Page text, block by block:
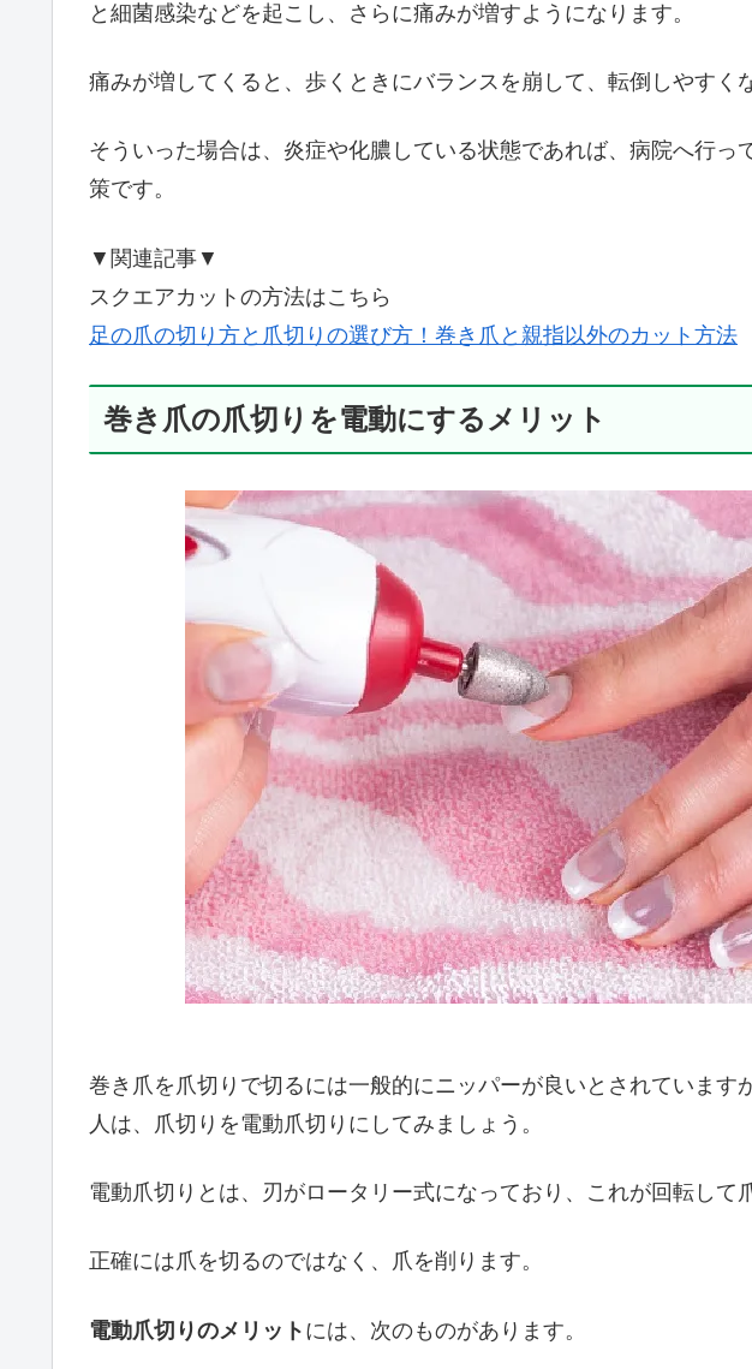
と細菌感染などを起こし、さらに痛みが増すようになります。
痛みが増してくると、歩くときにバランスを崩して、転倒しやすく
そういった場合は、炎症や化膿している状態であれば、病院へ行っ
策です。
▼関連記事▼
スクエアカットの方法はこちら
足の爪の切り方と爪切りの選び方！巻き爪と親指以外のカット方法
巻き爪の爪切りを電動にするメリット
巻き爪を爪切りで切るには一般的にニッパーが良いとされています
人は、爪切りを電動爪切りにしてみましょう。
電動爪切りとは、刃がロータリー式になっており、これが回転して
正確には爪を切るのではなく、爪を削ります。
電動爪切りのメリット には、次のものがあります。